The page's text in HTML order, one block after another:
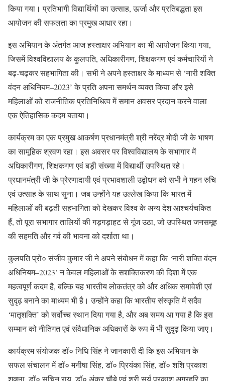
किया गया। प्रतिभागी विद्यार्थियों का उत्साह, ऊर्जा और प्रतिबद्धता इस
आयोजन की सफलता का प्रमुख आधार रहा।
इस अभियान के अंतर्गत आज हस्ताक्षर अभियान का भी आयोजन किया गया,
जिसमें विश्वविद्यालय के कुलपति, अधिकारीगण, शिक्षकगण एवं कर्मचारियों ने
बढ़-चढ़कर सहभागिता की। सभी ने अपने हस्ताक्षर के माध्यम से ‘नारी शक्ति
वंदन अधिनियम–2023’ के प्रति अपना समर्थन व्यक्त किया और इसे
महिलाओं को राजनीतिक प्रतिनिधित्व में समान अवसर प्रदान करने वाला
एक ऐतिहासिक कदम बताया।
कार्यक्रम का एक प्रमुख आकर्षण प्रधानमंत्री श्री नरेंद्र मोदी जी के भाषण
का सामूहिक श्रवण रहा। इस अवसर पर विश्वविद्यालय के सभागार में
अधिकारीगण, शिक्षकगण एवं बड़ी संख्या में विद्यार्थी उपस्थित रहे।
प्रधानमंत्री जी के प्रेरणादायी एवं प्रभावशाली उद्बोधन को सभी ने गहन रुचि
एवं उत्साह के साथ सुना। जब उन्होंने यह उल्लेख किया कि भारत में
महिलाओं की बढ़ती सहभागिता को देखकर विश्व के अन्य देश आश्चर्यचकित
हैं, तो पूरा सभागार तालियों की गड़गड़ाहट से गूंज उठा, जो उपस्थित जनसमूह
की सहमति और गर्व की भावना को दर्शाता था।
कुलपति प्रो० संजीव कुमार जी ने अपने संबोधन में कहा कि ‘नारी शक्ति वंदन
अधिनियम–2023’ न केवल महिलाओं के सशक्तिकरण की दिशा में एक
महत्वपूर्ण कदम है, बल्कि यह भारतीय लोकतंत्र को और अधिक समावेशी एवं
सुदृढ़ बनाने का माध्यम भी है। उन्होंने कहा कि भारतीय संस्कृति में सदैव
‘मातृशक्ति’ को सर्वोच्च स्थान दिया गया है, और अब समय आ गया है कि इस
सम्मान को नीतिगत एवं संवैधानिक अधिकारों के रूप में भी सुदृढ़ किया जाए।
कार्यक्रम संयोजक डॉ० निधि सिंह ने जानकारी दी कि इस अभियान के
सफल संचालन में डॉ० मनीषा सिंह, डॉ० प्रियंका सिंह, डॉ० शशि प्रकाश
शुक्ला, डॉ० सचिन राय, डॉ० अंकुर चौबे एवं श्री सूर्य प्रकाश अग्रहरि का